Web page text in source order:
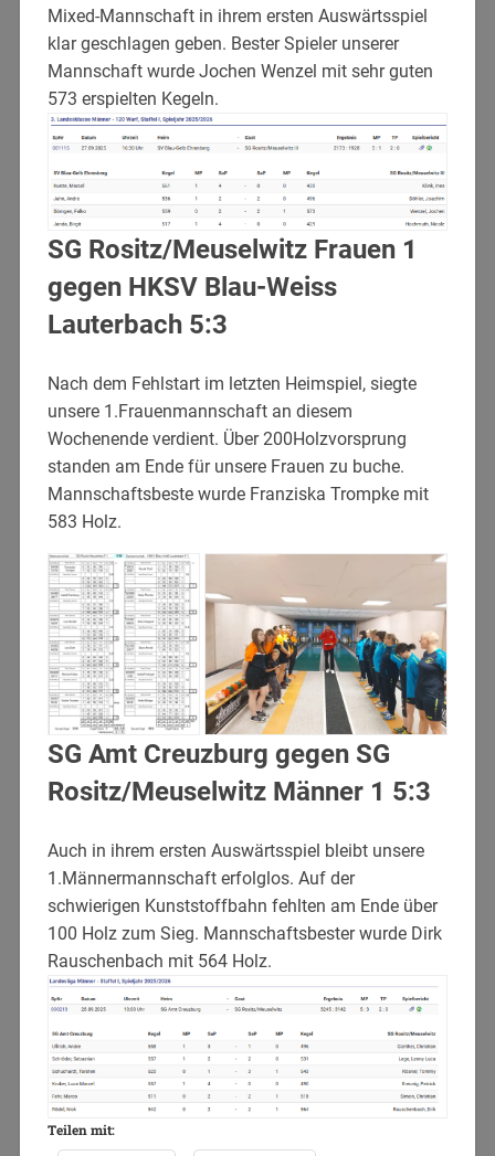
Mixed-Mannschaft in ihrem ersten Auswärtsspiel
klar geschlagen geben. Bester Spieler unserer
Mannschaft wurde Jochen Wenzel mit sehr guten
573 erspielten Kegeln.
SG Rositz/Meuselwitz Frauen 1
gegen HKSV Blau-Weiss
Lauterbach 5:3
Nach dem Fehlstart im letzten Heimspiel, siegte
unsere 1.Frauenmannschaft an diesem
Wochenende verdient. Über 200Holzvorsprung
standen am Ende für unsere Frauen zu buche.
Mannschaftsbeste wurde Franziska Trompke mit
583 Holz.
SG Amt Creuzburg gegen SG
Rositz/Meuselwitz Männer 1 5:3
Auch in ihrem ersten Auswärtsspiel bleibt unsere
1.Männermannschaft erfolglos. Auf der
schwierigen Kunststoffbahn fehlten am Ende über
100 Holz zum Sieg. Mannschaftsbester wurde Dirk
Rauschenbach mit 564 Holz.
Teilen mit: